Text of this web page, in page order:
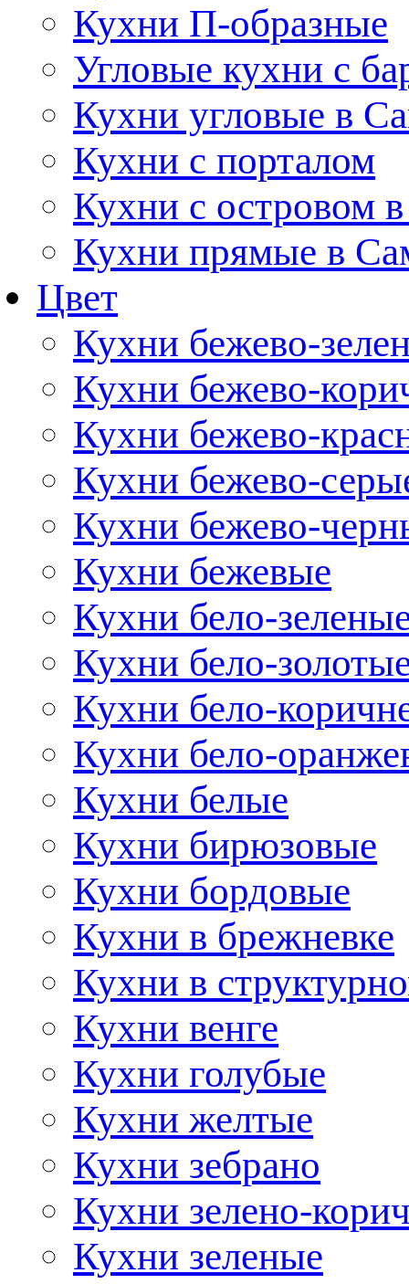
Кухни П-образные
Угловые кухни с
Кухни угловые в
Кухни с порталом
Кухни с островом
Кухни прямые в
Цвет
Кухни бежево-
Кухни бежево-
Кухни бежево-
Кухни бежево-
Кухни бежево-
Кухни бежевые
Кухни бело-
Кухни бело-
Кухни бело-
Кухни бело-
Кухни белые
Кухни бирюзовые
Кухни бордовые
Кухни в брежневке
Кухни в
Кухни венге
Кухни голубые
Кухни желтые
Кухни зебрано
Кухни зелено-
Кухни зеленые